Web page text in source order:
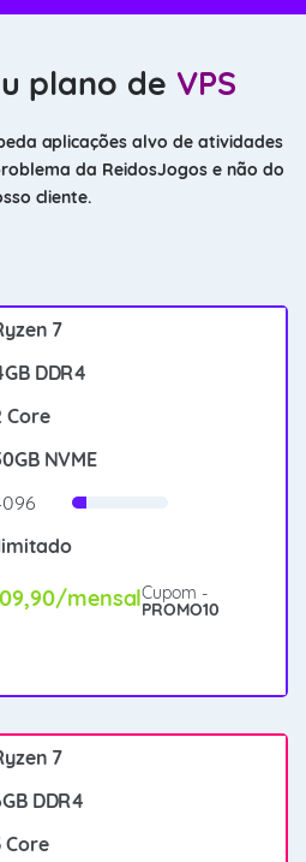
plano deVPS
aplicações alvo de atividades
da ReidosJogos e não do
cliente.
7
DDR4
Core
NVME
mensalCupom -
PROMO10
7
DDR4
Core